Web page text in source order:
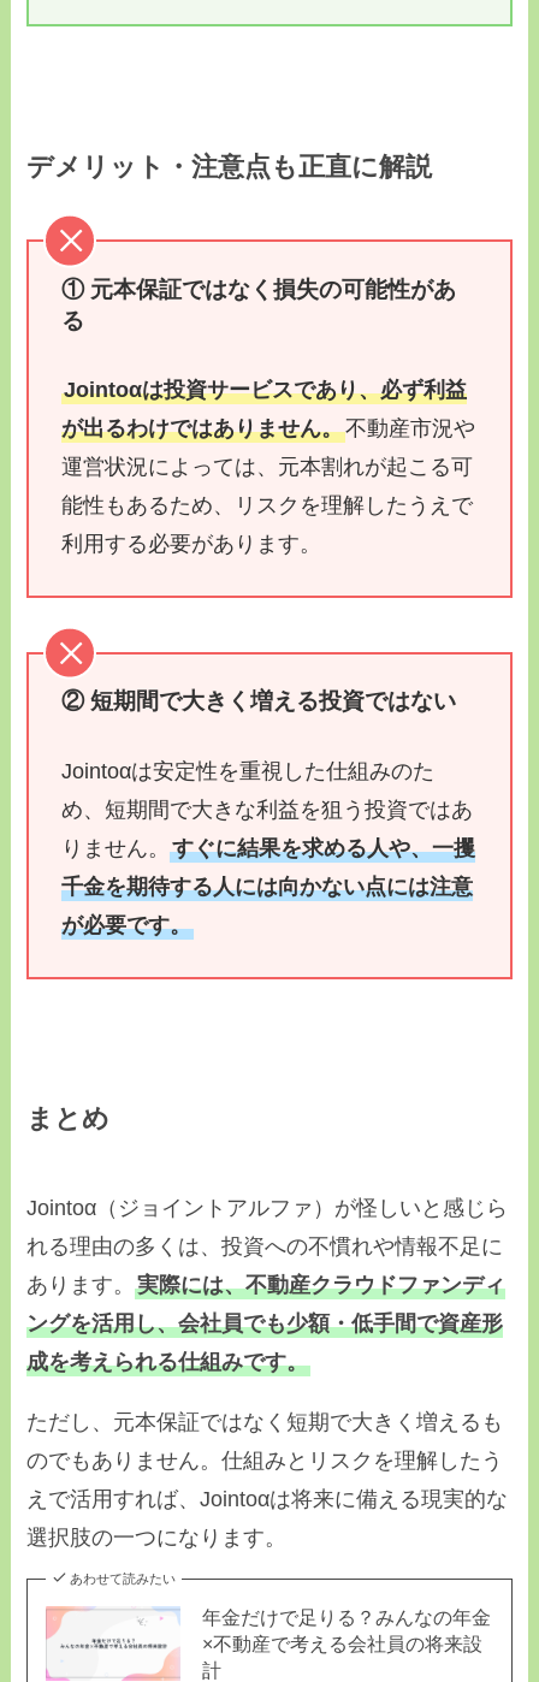
デメリット・注意点も正直に解説
① 元本保証ではなく損失の可能性があ
る
Jointoαは投資サービスであり、必ず利益
が出るわけではありません。不動産市況や
運営状況によっては、元本割れが起こる可
能性もあるため、リスクを理解したうえで
利用する必要があります。
② 短期間で大きく増える投資ではない
Jointoαは安定性を重視した仕組みのた
め、短期間で大きな利益を狙う投資ではあ
りません。すぐに結果を求める人や、一攫
千金を期待する人には向かない点には注意
が必要です。
まとめ
Jointoα（ジョイントアルファ）が怪しいと感じら
れる理由の多くは、投資への不慣れや情報不足に
あります。実際には、不動産クラウドファンディ
ングを活用し、会社員でも少額・低手間で資産形
成を考えられる仕組みです。
ただし、元本保証ではなく短期で大きく増えるも
のでもありません。仕組みとリスクを理解したう
えで活用すれば、Jointoαは将来に備える現実的な
選択肢の一つになります。
あわせて読みたい
年金だけで足りる？みんなの年金
×不動産で考える会社員の将来設
計